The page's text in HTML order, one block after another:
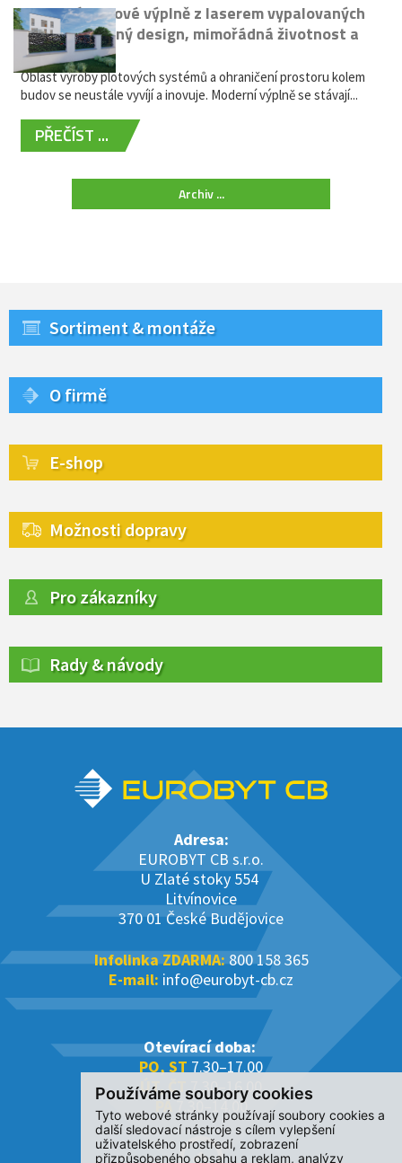
Používáme soubory cookies
Tyto webové stránky používají soubory cookies a
další sledovací nástroje s cílem vylepšení
uživatelského prostředí, zobrazení
přizpůsobeného obsahu a reklam, analýzy
Moderní plotové výplně z laserem vypalovaných
kovů: výjimečný design, mimořádná životnost a
žádná údržba
Oblast výroby plotových systémů a ohraničení prostoru kolem
budov se neustále vyvíjí a inovuje. Moderní výplně se stávají...
PŘEČÍST ...
Archiv ...
Sortiment & montáže
O firmě
E-shop
Možnosti dopravy
Pro zákazníky
Rady & návody
Adresa:
EUROBYT CB s.r.o.
U Zlaté stoky 554
Litvínovice
370 01 České Budějovice
Infolinka ZDARMA:800 158 365
E-mail: info@eurobyt-cb.cz
Otevírací doba:
PO, ST 7.30–17.00
ÚT, ČT7.30–16.00
PÁ7.30–14.00